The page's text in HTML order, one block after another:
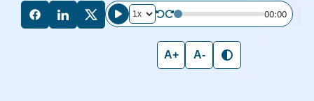
00:00
A+ A-